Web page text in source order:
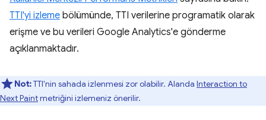
TTI'yi izleme bölümünde, TTI verilerine programatik olarak
erişme ve bu verileri Google Analytics'e gönderme
açıklanmaktadır.
Not:TTI'nin sahada izlenmesi zor olabilir. Alanda Interaction to
Next Paintmetriğini izlemeniz önerilir.